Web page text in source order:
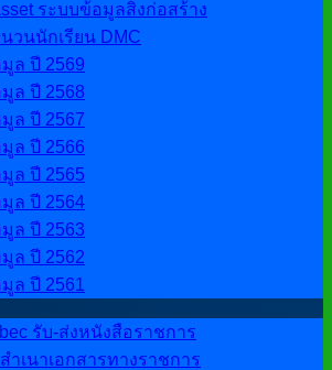
ระบบข้อมูลสิ่งก่อสร้าง
วนนักเรียน DMC
ล ปี 2569
ล ปี 2568
ล ปี 2567
ล ปี 2566
ล ปี 2565
ล ปี 2564
ล ปี 2563
ล ปี 2562
ล ปี 2561
รับ-ส่งหนังสือราชการ
ำเนาเอกสารทางราชการ